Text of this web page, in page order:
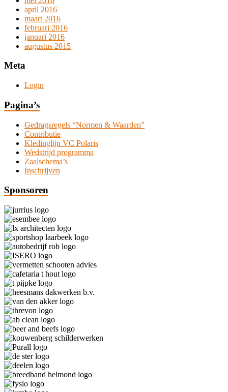
april 2016
maart 2016
februari 2016
januari 2016
augustus 2015
Meta
Login
Pagina’s
Gedragsregels “Normen & Waarden”
Contributie
Kledinglijn VC Polaris
Wedstrijd programma
Zaalschema’s
Inschrijven
Sponsoren